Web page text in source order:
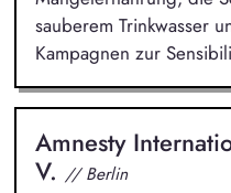
sauberem Trinkwasser
Kampagnen zur
Amnesty
V. // Berlin